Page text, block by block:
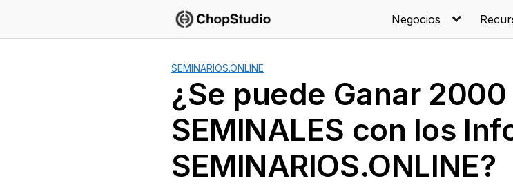
contenido
Negocios
SEMINARIOS.ONLINE
¿Se puede Ganar
SEMINALES con los
SEMINARIOS.ONLINE?